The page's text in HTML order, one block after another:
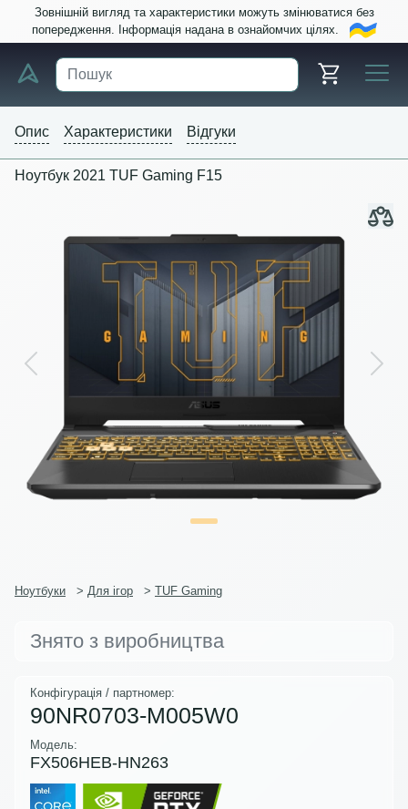
Зовнішній вигляд та характеристики можуть змінюватися без
попередження. Інформація надана в ознайомчих цілях.
Опис Характеристики Відгуки
Ноутбук 2021 TUF Gaming F15
Previous Next
Ноутбуки > Для ігор > TUF Gaming
Знято з виробництва
Конфігурація / партномер:
90NR0703-M005W0
Модель:
FX506HEB-HN263